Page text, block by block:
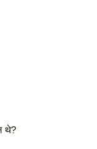
थे?